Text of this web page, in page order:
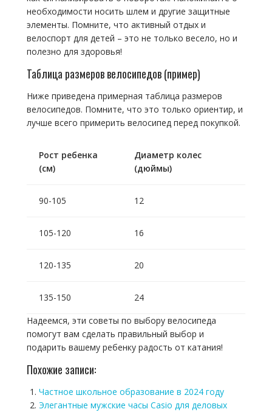
необходимости носить шлем и другие защитные
элементы. Помните, что активный отдых и
велоспорт для детей – это не только весело, но и
полезно для здоровья!
Таблица размеров велосипедов (пример)
Ниже приведена примерная таблица размеров
велосипедов. Помните, что это только ориентир, и
лучше всего примерить велосипед перед покупкой.
Рост ребенка
(см)
Диаметр колес
(дюймы)
90-105 12
105-120 16
120-135 20
135-150
24
Надеемся, эти советы по выбору велосипеда
помогут вам сделать правильный выбор и
подарить вашему ребенку радость от катания!
Похожие записи:
Частное школьное образование в 2024 году
Элегантные мужские часы Casio для деловых